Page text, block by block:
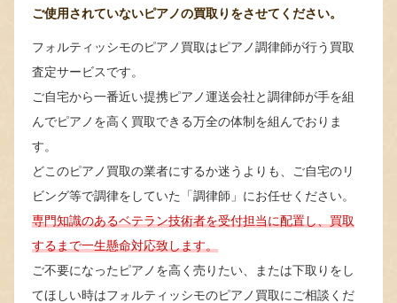
ご使用されていないピアノの買取りをさせてください。
フォルティッシモのピアノ買取はピアノ調律師が行う買取
査定サービスです。
ご自宅から一番近い提携ピアノ運送会社と調律師が手を組
んでピアノを高く買取できる万全の体制を組んでおりま
す。
どこのピアノ買取の業者にするか迷うよりも、ご自宅のリ
ビング等で調律をしていた「調律師」にお任せください。
専門知識のあるベテラン技術者を受付担当に配置し、買取
するまで一生懸命対応致します。
ご不要になったピアノを高く売りたい、または下取りをし
てほしい時はフォルティッシモのピアノ買取にご相談くだ